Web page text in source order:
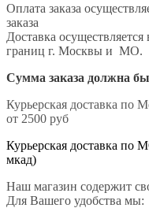
Оплата заказа
заказа
Доставка
границ г. Москвы и МО.
Сумма заказа должна
Курьерская доставка по
от 2500 руб
Курьерская доставка по
мкад)
Наш магазин содержит
Для Вашего удобства мы: